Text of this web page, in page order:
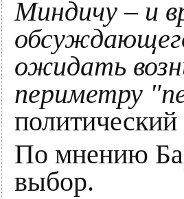
Миндичу – и
ожидать
периметру
политический
По мнению
выбор.